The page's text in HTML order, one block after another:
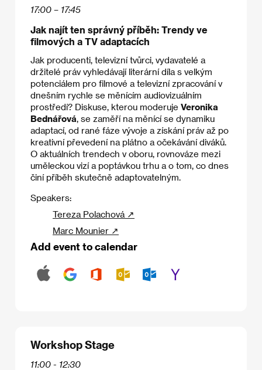
17:00 – 17:45
Jak najít ten správný příběh: Trendy ve
filmových a TV adaptacích
Jak producenti, televizní tvůrci, vydavatelé a
držitelé práv vyhledávají literární díla s velkým
potenciálem pro filmové a televizní zpracování v
dnešním rychle se měnícím audiovizuálním
prostředí? Diskuse, kterou moderuje Veronika
Bednářová, se zaměří na měnící se dynamiku
adaptací, od rané fáze vývoje a získání práv až po
kreativní převedení na plátno a očekávání diváků.
O aktuálních trendech v oboru, rovnováze mezi
uměleckou vizí a poptávkou trhu a o tom, co dnes
činí příběh skutečně adaptovatelným.
Speakers:
Tereza Polachová ↗
Marc Mounier ↗
Add event to calendar
Workshop Stage
11:00 - 12:30